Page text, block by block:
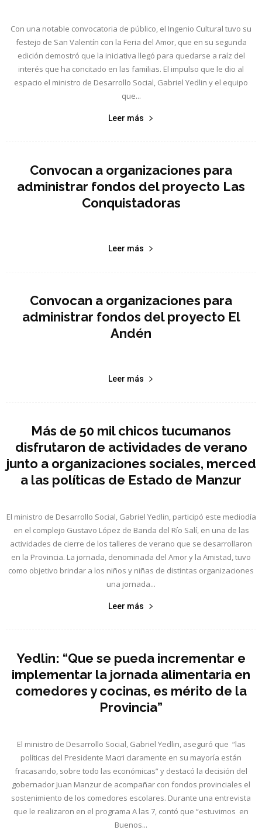
Con una notable convocatoria de público, el Ingenio Cultural tuvo su
festejo de San Valentín con la Feria del Amor, que en su segunda
edición demostró que la iniciativa llegó para quedarse a raíz del
interés que ha concitado en las familias. El impulso que le dio al
espacio el ministro de Desarrollo Social, Gabriel Yedlin y el equipo
que...
Leer más
Convocan a organizaciones para
administrar fondos del proyecto Las
Conquistadoras
Leer más
Convocan a organizaciones para
administrar fondos del proyecto El
Andén
Leer más
Más de 50 mil chicos tucumanos
disfrutaron de actividades de verano
junto a organizaciones sociales, merced
a las políticas de Estado de Manzur
El ministro de Desarrollo Social, Gabriel Yedlin, participó este mediodía
en el complejo Gustavo López de Banda del Río Salí, en una de las
actividades de cierre de los talleres de verano que se desarrollaron
en la Provincia. La jornada, denominada del Amor y la Amistad, tuvo
como objetivo brindar a los niños y niñas de distintas organizaciones
una jornada...
Leer más
Yedlin: “Que se pueda incrementar e
implementar la jornada alimentaria en
comedores y cocinas, es mérito de la
Provincia”
El ministro de Desarrollo Social, Gabriel Yedlin, aseguró que “las
políticas del Presidente Macri claramente en su mayoría están
fracasando, sobre todo las económicas” y destacó la decisión del
gobernador Juan Manzur de acompañar con fondos provinciales el
sostenimiento de los comedores escolares. Durante una entrevista
que le realizaron en el programa A las 7, contó que “estuvimos en
Buenos...